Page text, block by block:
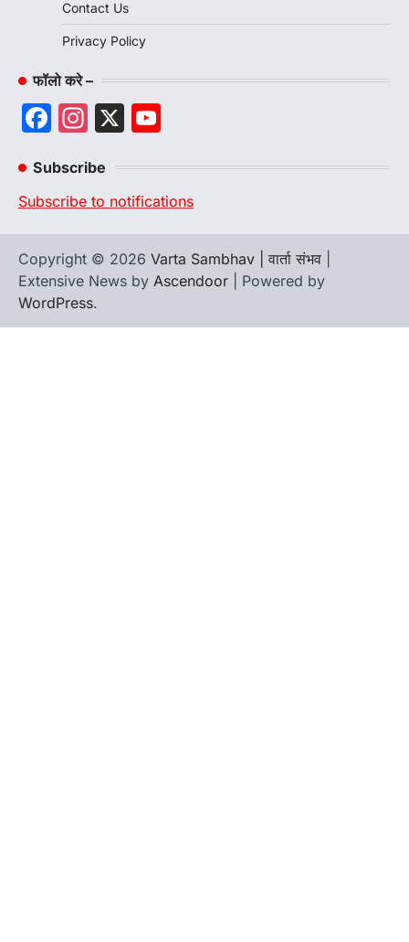
Contact Us
Privacy Policy
फॉलो करे –
Facebook
Instagram
X
Subscribe
Subscribe to notifications
Copyright © 2026 Varta Sambhav | वार्ता संभव
Extensive News by Ascendoor | Powered by
WordPress.